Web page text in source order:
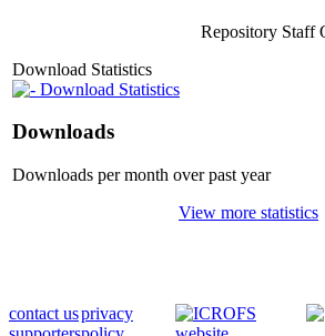
Repository Staff
Download Statistics
Download Statistics
Downloads
Downloads per month over past year
View more statistics
contact usprivacy